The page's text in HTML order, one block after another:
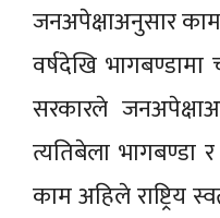
जनअपेक्षाअनुसार
वर्षदेखि
सरकारले
त्यतिबेला
काम अहिले राष्ट्रिय